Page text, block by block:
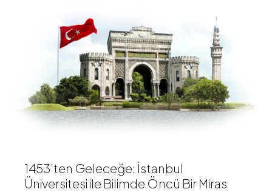
1453’ten Geleceğe: İstanbul
Üniversitesi ile Bilimde Öncü Bir Miras